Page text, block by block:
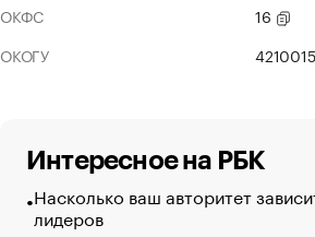
ОКФС
16
ОКОГУ
4210015
Интересное на РБК
Насколько ваш авторитет
лидеров